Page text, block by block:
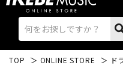
TOP ONLINE STORE ド